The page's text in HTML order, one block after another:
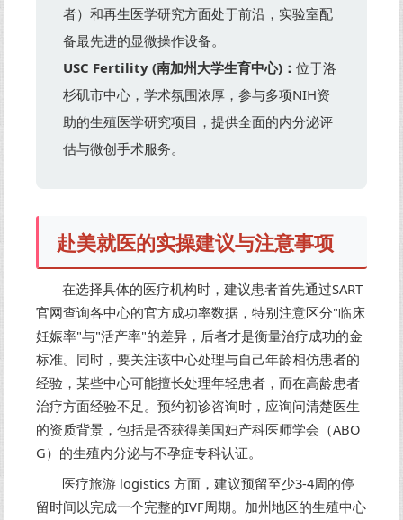
者）和再生医学研究方面处于前沿，实验室配
备最先进的显微操作设备。
USC Fertility (南加州大学生育中心)： 位于洛
杉矶市中心，学术氛围浓厚，参与多项NIH资
助的生殖医学研究项目，提供全面的内分泌评
估与微创手术服务。
赴美就医的实操建议与注意事项
在选择具体的医疗机构时，建议患者首先通过SART
官网查询各中心的官方成功率数据，特别注意区分"临床
妊娠率"与"活产率"的差异，后者才是衡量治疗成功的金
标准。同时，要关注该中心处理与自己年龄相仿患者的
经验，某些中心可能擅长处理年轻患者，而在高龄患者
治疗方面经验不足。预约初诊咨询时，应询问清楚医生
的资质背景，包括是否获得美国妇产科医师学会（ABO
G）的生殖内分泌与不孕症专科认证。
医疗旅游 logistics 方面，建议预留至少3-4周的停
留时间以完成一个完整的IVF周期。加州地区的生殖中心